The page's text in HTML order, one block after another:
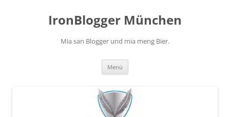
IronBlogger München
Mia san Blogger und mia meng Bier.
Menü